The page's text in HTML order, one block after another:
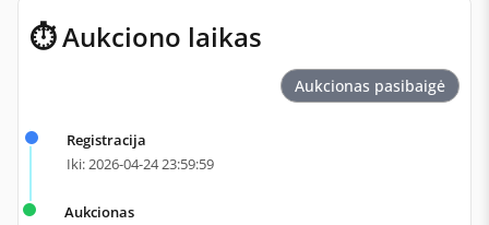
⏱ Aukciono laikas
Aukcionas pasibaigė
Registracija
Iki: 2026-04-24 23:59:59
Aukcionas